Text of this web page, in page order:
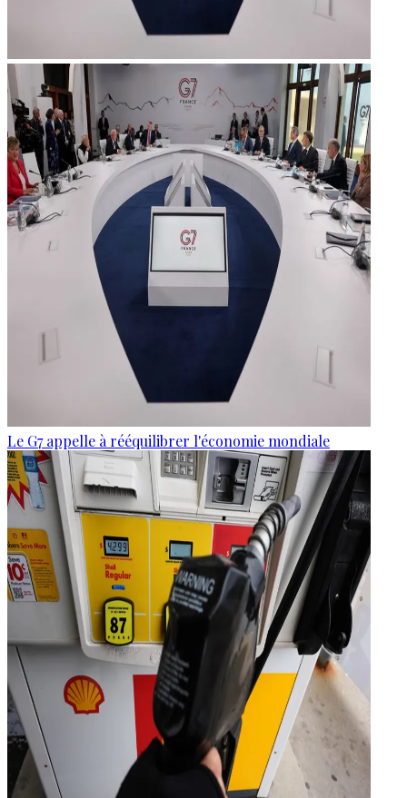
Le G7 appelle à rééquilibrer l'économie mondiale